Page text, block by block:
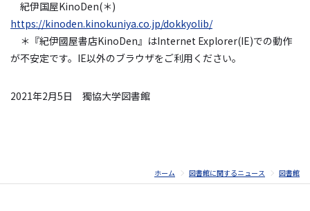
紀伊国屋KinoDen(＊)
https://kinoden.kinokuniya.co.jp/dokkyolib/
＊『紀伊國屋書店KinoDen』はInternet Explorer(IE)での動作
が不安定です。IE以外のブラウザをご利用ください。
2021年2月5日 獨協大学図書館
ホーム 図書館に関するニュース 図書館